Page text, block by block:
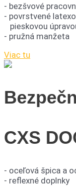
- bezšvové
- povrstvené
pieskovou
- pružná manžeta
Viac tu
CXS
- oceľová špica a
- reflexné doplnky